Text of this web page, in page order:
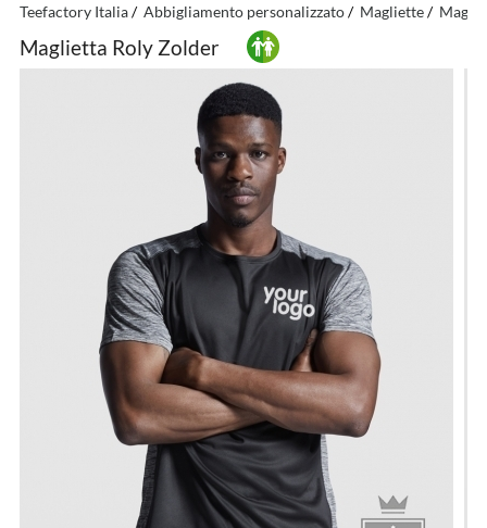
Teefactory Italia Abbigliamento personalizzato Magliette
Maglietta Roly Zolder